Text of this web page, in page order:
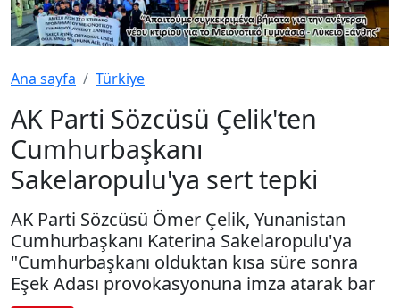
Ana sayfa Türkiye
AK Parti Sözcüsü Çelik'ten
Cumhurbaşkanı
Sakelaropulu'ya sert tepki
AK Parti Sözcüsü Ömer Çelik, Yunanistan
Cumhurbaşkanı Katerina Sakelaropulu'ya
"Cumhurbaşkanı olduktan kısa süre sonra
Eşek Adası provokasyonuna imza atarak bar